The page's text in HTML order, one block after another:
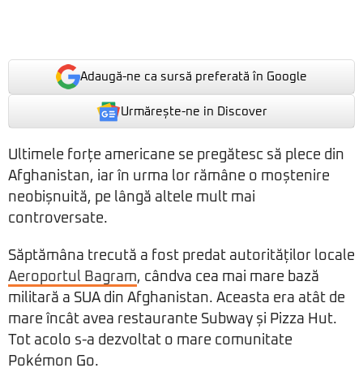
Adaugă-ne ca sursă preferată în Google
Urmărește-ne in Discover
Ultimele forțe americane se pregătesc să plece din
Afghanistan, iar în urma lor rămâne o moștenire
neobișnuită, pe lângă altele mult mai
controversate.
Săptămâna trecută a fost predat autorităților locale
Aeroportul Bagram, cândva cea mai mare bază
militară a SUA din Afghanistan. Aceasta era atât de
mare încât avea restaurante Subway și Pizza Hut.
Tot acolo s-a dezvoltat o mare comunitate
Pokémon Go.